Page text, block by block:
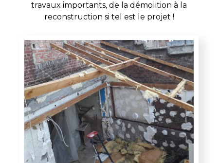
travaux importants, de la démolition à la
reconstruction si tel est le projet !